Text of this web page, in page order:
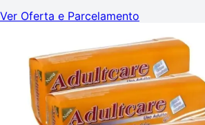
Ver Oferta e Parcelamento